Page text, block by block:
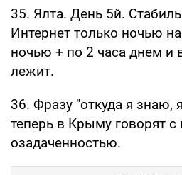
35. Ялта. День 5й.
Интернет только ночью
ночью + по 2 часа днем и
лежит.
36. Фразу "откуда я знаю,
теперь в Крыму говорят с
озадаченностью.